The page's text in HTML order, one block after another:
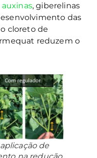
auxinas, giberelinas
das
cloreto de
reduzem o
de
na redução